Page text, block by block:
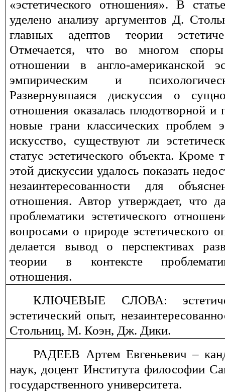
«эстетического отношения». В
уделено анализу аргументов Д.
главных адептов теории
Отмечается, что во многом
отношении в англо-американской
эмпирическим и
Развернувшаяся дискуссия о
отношения оказалась плодотворной и
новые грани классических проблем
искусство, существуют ли
статус эстетического объекта. Кроме
этой дискуссии удалось показать
незаинтересованности для
отношения. Автор утверждает, что
проблематики эстетического
вопросами о природе эстетического
делается вывод о перспективах
теории в контексте
отношения.
КЛЮЧЕВЫЕ СЛОВА:
эстетический опыт,
Стольниц, М. Коэн, Дж. Дики.
РАДЕЕВ Артем Евгеньевич ‒
наук, доцент Института философии
государственного университета.